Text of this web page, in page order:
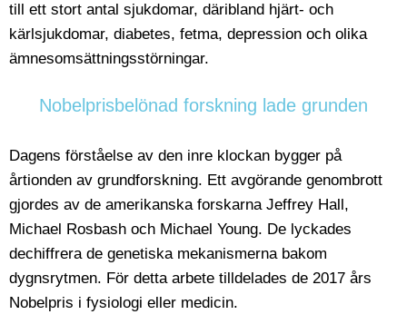
till ett stort antal sjukdomar, däribland hjärt- och
kärlsjukdomar, diabetes, fetma, depression och olika
ämnesomsättningsstörningar.
Nobelprisbelönad forskning lade grunden
Dagens förståelse av den inre klockan bygger på
årtionden av grundforskning. Ett avgörande genombrott
gjordes av de amerikanska forskarna Jeffrey Hall,
Michael Rosbash och Michael Young. De lyckades
dechiffrera de genetiska mekanismerna bakom
dygnsrytmen. För detta arbete tilldelades de 2017 års
Nobelpris i fysiologi eller medicin.